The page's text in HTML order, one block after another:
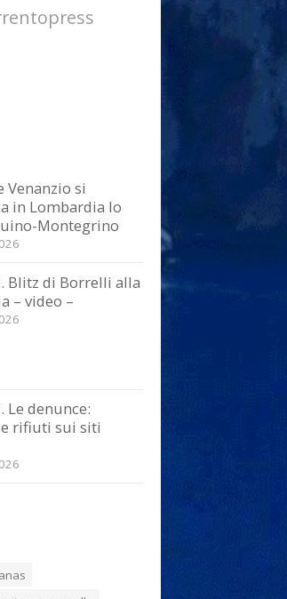
Venanzio si
in Lombardia lo
Montegrino
Blitz di Borrelli alla
– video –
Le denunce:
rifiuti sui siti
anas